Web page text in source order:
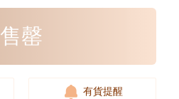
售罄
有貨提醒